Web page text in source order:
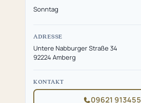
Sonntag
ADRESSE
Untere Nabburger Straße 34
92224 Amberg
KONTAKT
09621 913455